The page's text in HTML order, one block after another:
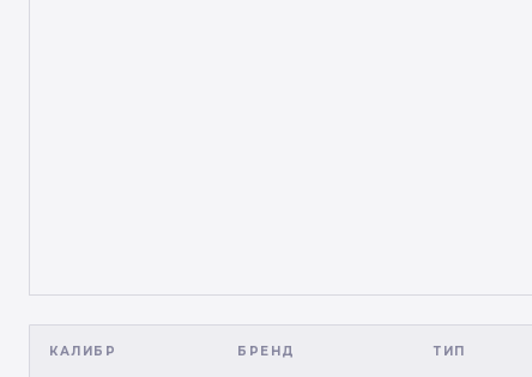
КАЛИБР БРЕНД ТИП